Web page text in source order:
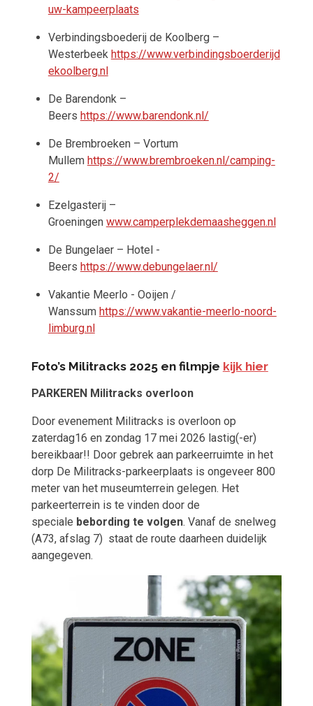
uw-kampeerplaats
Verbindingsboederij de Koolberg –
Westerbeek https://www.verbindingsboerderijd
ekoolberg.nl
De Barendonk –
Beers https://www.barendonk.nl/
De Brembroeken – Vortum
Mullem https://www.brembroeken.nl/camping-
2/
Ezelgasterij –
Groeningen www.camperplekdemaasheggen.nl
De Bungelaer – Hotel -
Beers https://www.debungelaer.nl/
Vakantie Meerlo - Ooijen /
Wanssum https://www.vakantie-meerlo-noord-
limburg.nl
Foto’s Militracks 2025en filmpje kijk hier
PARKEREN Militracks overloon
Door evenement Militracks is overloon op
zaterdag16 en zondag 17 mei 2026 lastig(-er)
bereikbaar!! Door gebrek aan parkeerruimte in het
dorp De Militracks-parkeerplaats is ongeveer 800
meter van het museumterrein gelegen. Het
parkeerterrein is te vinden door de
speciale bebording te volgen. Vanaf de snelweg
(A73, afslag 7) staat de route daarheen duidelijk
aangegeven.